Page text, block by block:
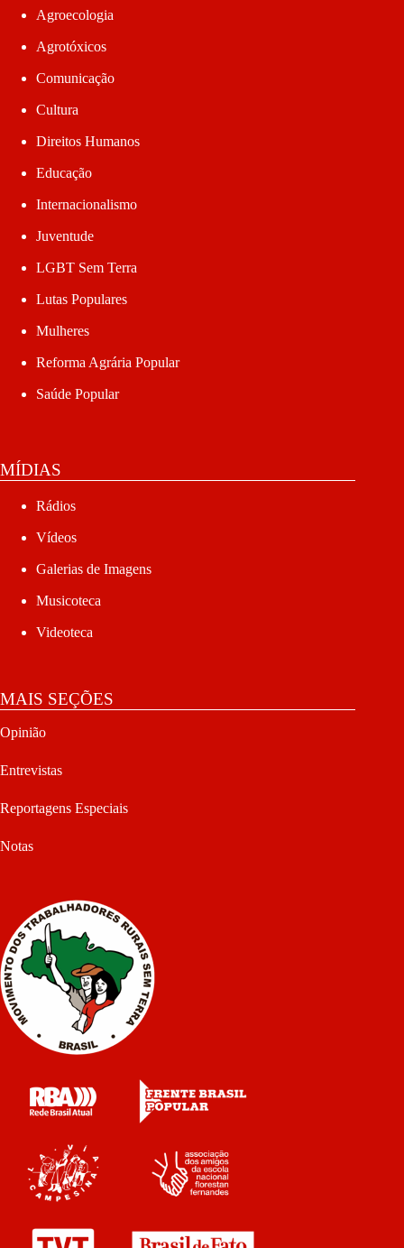
Agroecologia
Agrotóxicos
Comunicação
Cultura
Direitos Humanos
Educação
Internacionalismo
Juventude
LGBT Sem Terra
Lutas Populares
Mulheres
Reforma Agrária Popular
Saúde Popular
MÍDIAS
Rádios
Vídeos
Galerias de Imagens
Musicoteca
Videoteca
MAIS SEÇÕES
Opinião
Entrevistas
Reportagens Especiais
Notas